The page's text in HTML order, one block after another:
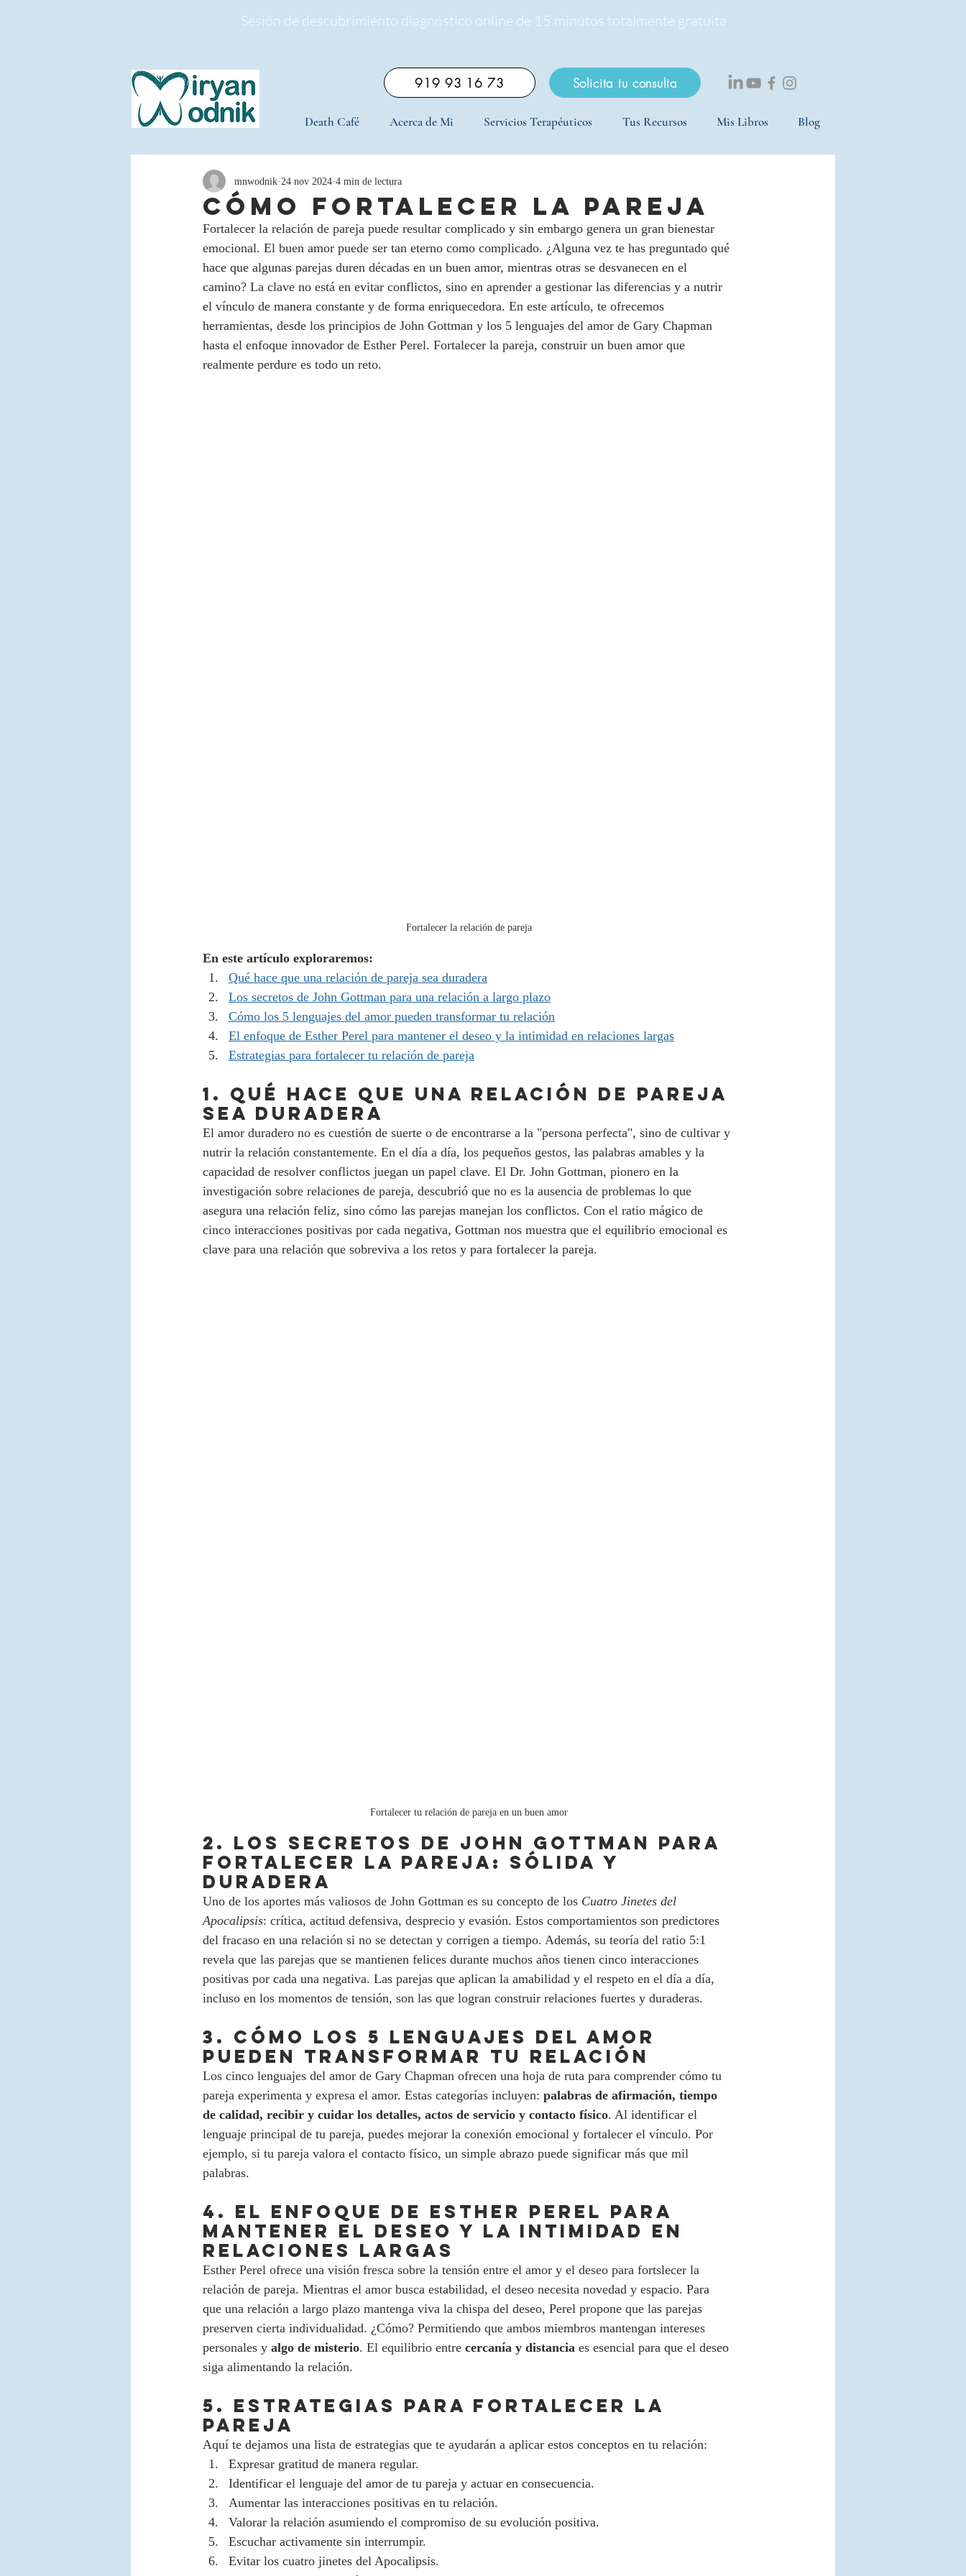
Sesión de descubrimiento diagnóstico online de 15 minutos totalmente gratuita
919 93 16 73 Solicita tu consulta
Death Café Acerca de Mi Servicios Terapéuticos Tus Recursos Mis Libros Blog
Cómo fortalecer la pareja
mnwodnik 24 nov 2024 4 min de lectura
Fortalecer la relación de pareja puede resultar complicado y sin embargo genera un gran bienestar
emocional. El buen amor puede ser tan eterno como complicado. ¿Alguna vez te has preguntado qué
hace que algunas parejas duren décadas en un buen amor, mientras otras se desvanecen en el
camino? La clave no está en evitar conflictos, sino en aprender a gestionar las diferencias y a nutrir
el vínculo de manera constante y de forma enriquecedora. En este artículo, te ofrecemos
herramientas, desde los principios de John Gottman y los 5 lenguajes del amor de Gary Chapman
hasta el enfoque innovador de Esther Perel. Fortalecer la pareja, construir un buen amor que
realmente perdure es todo un reto.
Fortalecer la relación de pareja
En este artículo exploraremos:
Qué hace que una relación de pareja sea duradera
Los secretos de John Gottman para una relación a largo plazo
Cómo los 5 lenguajes del amor pueden transformar tu relación
El enfoque de Esther Perel para mantener el deseo y la intimidad en relaciones largas
Estrategias para fortalecer tu relación de pareja
1. QUÉ HACE QUE UNA RELACIÓN DE PAREJA
SEA DURADERA
El amor duradero no es cuestión de suerte o de encontrarse a la "persona perfecta", sino de cultivar y
nutrir la relación constantemente. En el día a día, los pequeños gestos, las palabras amables y la
capacidad de resolver conflictos juegan un papel clave. El Dr. John Gottman, pionero en la
investigación sobre relaciones de pareja, descubrió que no es la ausencia de problemas lo que
asegura una relación feliz, sino cómo las parejas manejan los conflictos. Con el ratio mágico de
cinco interacciones positivas por cada negativa, Gottman nos muestra que el equilibrio emocional es
clave para una relación que sobreviva a los retos y para fortalecer la pareja.
Fortalecer tu relación de pareja en un buen amor
2. LOS SECRETOS DE JOHN GOTTMAN PARA
fortalecer la PAREJA: SÓLIDA Y
DURADERA
Uno de los aportes más valiosos de John Gottman es su concepto de los Cuatro Jinetes del
Apocalipsis: crítica, actitud defensiva, desprecio y evasión. Estos comportamientos son predictores
del fracaso en una relación si no se detectan y corrigen a tiempo. Además, su teoría del ratio 5:1
revela que las parejas que se mantienen felices durante muchos años tienen cinco interacciones
positivas por cada una negativa. Las parejas que aplican la amabilidad y el respeto en el día a día,
incluso en los momentos de tensión, son las que logran construir relaciones fuertes y duraderas.
3. CÓMO LOS 5 LENGUAJES DEL AMOR
PUEDEN TRANSFORMAR TU RELACIÓN
Los cinco lenguajes del amor de Gary Chapman ofrecen una hoja de ruta para comprender cómo tu
pareja experimenta y expresa el amor. Estas categorías incluyen: palabras de afirmación, tiempo
de calidad, recibir y cuidar los detalles, actos de servicio y contacto físico. Al identificar el
lenguaje principal de tu pareja, puedes mejorar la conexión emocional y fortalecer el vínculo. Por
ejemplo, si tu pareja valora el contacto físico, un simple abrazo puede significar más que mil
palabras.
4. EL ENFOQUE DE ESTHER PEREL PARA
MANTENER EL DESEO Y LA INTIMIDAD EN
RELACIONES LARGAS
Esther Perel ofrece una visión fresca sobre la tensión entre el amor y el deseo para fortslecer la
relación de pareja. Mientras el amor busca estabilidad, el deseo necesita novedad y espacio. Para
que una relación a largo plazo mantenga viva la chispa del deseo, Perel propone que las parejas
preserven cierta individualidad. ¿Cómo? Permitiendo que ambos miembros mantengan intereses
personales y algo de misterio. El equilibrio entre cercanía y distancia es esencial para que el deseo
siga alimentando la relación.
5. ESTRATEGIAS PARA FORTALECER la
PAREJA
Aquí te dejamos una lista de estrategias que te ayudarán a aplicar estos conceptos en tu relación:
Expresar gratitud de manera regular.
Identificar el lenguaje del amor de tu pareja y actuar en consecuencia.
Aumentar las interacciones positivas en tu relación.
Valorar la relación asumiendo el compromiso de su evolución positiva.
Escuchar activamente sin interrumpir.
Evitar los cuatro jinetes del Apocalipsis.